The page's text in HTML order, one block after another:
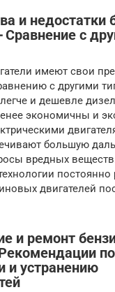
и недостатки
Сравнение с
имеют свои
с другими
и дешевле
экономичны и
большую
вредных
постоянно
двигателей
и ремонт
по
и устранению